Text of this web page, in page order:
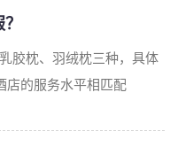
胶枕、羽绒枕三种，具体
店的服务水平相匹配